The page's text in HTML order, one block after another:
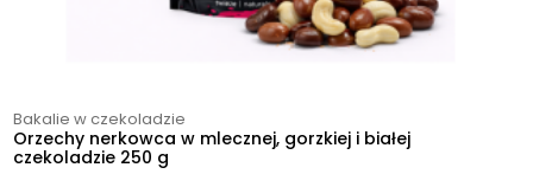
Bakalie w czekoladzie
Orzechy nerkowca w mlecznej, gorzkiej i białej
czekoladzie 250 g